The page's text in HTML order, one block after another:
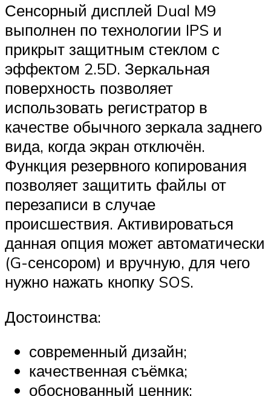
Сенсорный дисплей Dual M9
выполнен по технологии IPS и
прикрыт защитным стеклом с
эффектом 2.5D. Зеркальная
поверхность позволяет
использовать регистратор в
качестве обычного зеркала заднего
вида, когда экран отключён.
Функция резервного копирования
позволяет защитить файлы от
перезаписи в случае
происшествия. Активироваться
данная опция может автоматически
(G-сенсором) и вручную, для чего
нужно нажать кнопку SOS.
Достоинства:
современный дизайн;
качественная съёмка;
обоснованный ценник;